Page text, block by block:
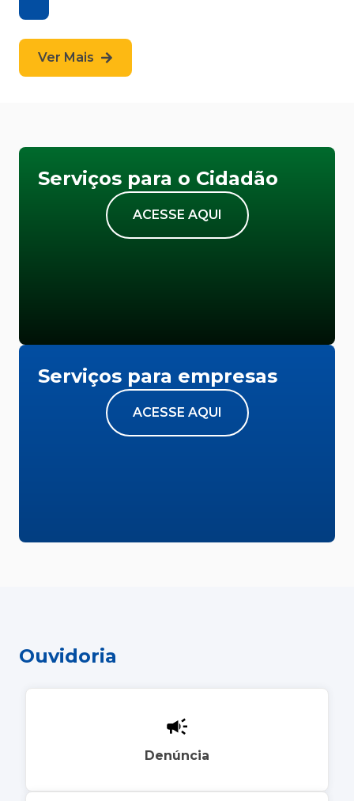
Ver Mais
Serviços para o Cidadão
ACESSE AQUI
Serviços para empresas
ACESSE AQUI
Ouvidoria
Denúncia